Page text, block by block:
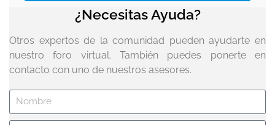
¿Necesitas Ayuda?
Otros expertos de la comunidad pueden ayudarte en
nuestro foro virtual. También puedes ponerte en
contacto con uno de nuestros asesores.